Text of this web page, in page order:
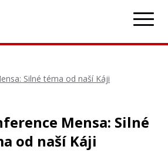
Silné téma od naší Káji
Mensa: Silné
od naší Káji